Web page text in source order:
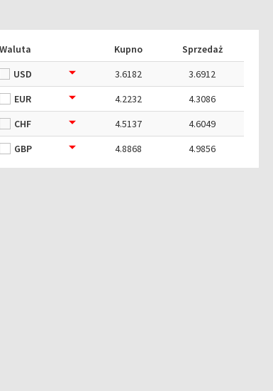
Waluta Kupno
Sprzedaż
USD
3.6182
3.6912
EUR
4.2232
4.3086
CHF
4.5137
4.6049
GBP
4.8868 4.9856